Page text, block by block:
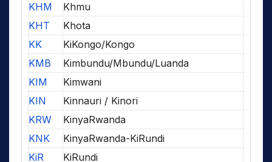
KHM
Khmu
KHT
Khota
KK
KiKongo/Kongo
KMB
Kimbundu/Mbundu/Luanda
KIM
Kimwani
KIN
Kinnauri / Kinori
KRW
KinyaRwanda
KNK
KinyaRwanda-KiRundi
KiR
KiRundi